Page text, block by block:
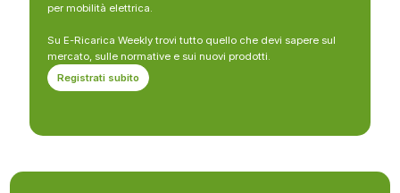
per mobilità elettrica.
Su E-Ricarica Weekly trovi tutto quello che devi sapere sul
mercato, sulle normative e sui nuovi prodotti.
Registrati subito